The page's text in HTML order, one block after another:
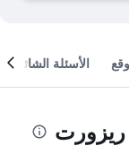
الأسئلة الشائعة